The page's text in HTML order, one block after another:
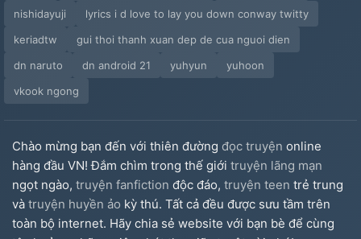
nishidayuji
lyrics i d love to lay you down conway twitty
keriadtw
gui thoi thanh xuan dep de cua nguoi dien
dn naruto
dn android 21 yuhyun
yuhoon
vkook ngong
Chào mừng bạn đến với thiên đường đọc truyện online
hàng đầu VN! Đắm chìm trong thế giới truyện lãng mạn
ngọt ngào, truyện fanfiction độc đáo, truyện teen trẻ trung
và truyện huyền ảo kỳ thú. Tất cả đều được sưu tầm trên
toàn bộ internet. Hãy chia sẻ website với bạn bè để cùng